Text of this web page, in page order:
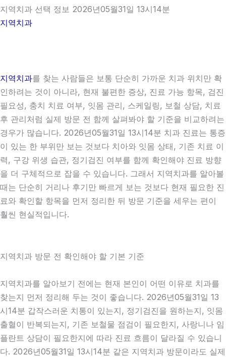
지역치과 선택 정보 2026년05월31일 13시14분
지역치과
지역치과를 찾는 사람들은 보통 단순히 가까운 치과 위치만 확
인하려는 것이 아니라, 현재 불편한 증상, 진료 가능 항목, 검진
필요성, 충치 치료 여부, 잇몸 관리, 스케일링, 보철 상담, 치료
후 관리처럼 실제 방문 전 함께 살펴봐야 할 기준을 비교하려는
경우가 많습니다. 2026년05월31일 13시14분 치과 진료는 통증
이 있는 한 부위만 보는 것보다 치아와 잇몸 상태, 기존 치료 이
력, 구강 위생 습관, 정기검진 여부를 함께 확인해야 진료 방향
을 더 구체적으로 잡을 수 있습니다. 그래서 지역치과를 알아볼
때는 단순히 거리나 후기만 빠르게 보는 것보다 현재 필요한 진
료와 확인할 항목을 먼저 정리한 뒤 방문 기준을 세우는 편이
훨씬 현실적입니다.
지역치과 방문 전 확인해야 할 기본 기준
지역치과를 알아보기 전에는 현재 본인이 어떤 이유로 치과를
찾는지 먼저 정리해 두는 것이 좋습니다. 2026년05월31일 13
시14분 갑작스러운 치통이 있는지, 정기검진을 원하는지, 잇몸
출혈이 반복되는지, 기존 보철물 점검이 필요한지, 사랑니나 임
플란트 상담이 필요한지에 따라 진료 흐름이 달라질 수 있습니
다. 2026년05월31일 13시14분 같은 지역치과 방문이라도 실제